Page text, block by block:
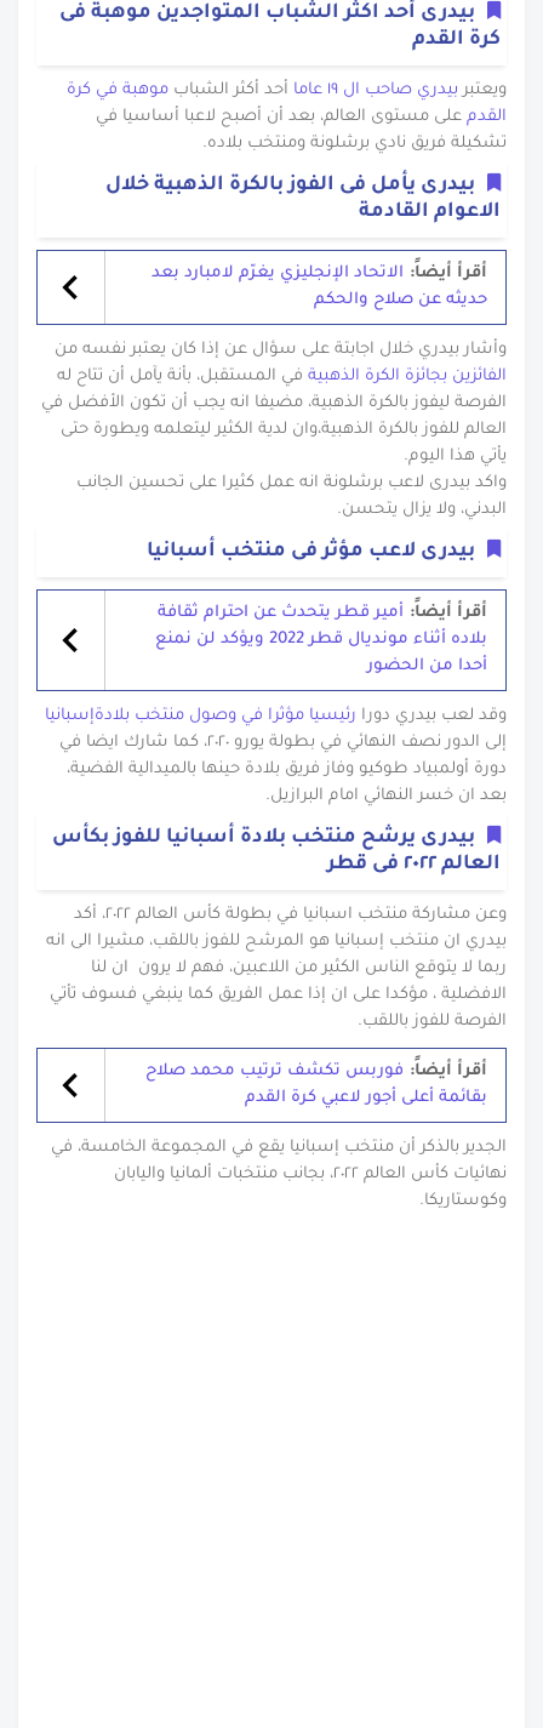
بيدرى أحد اكثر الشباب المتواجدين موهبة فى
كرة القدم
ويعتبر بيدري صاحب ال ١٩ عاما أحد أكثر الشباب موهبة في كرة
القدم على مستوى العالم، بعد أن أصبح لاعبا أساسيا في
تشكيلة فريق نادي برشلونة ومنتخب بلاده.
بيدرى يأمل فى الفوز بالكرة الذهبية خلال
الاعوام القادمة
أقرأ أيضاً: الاتحاد الإنجليزي يغرّم لامبارد بعد
حديثه عن صلاح والحكم
وأشار بيدري خلال اجابتة على سؤال عن إذا كان يعتبر نفسه من
الفائزين بجائزة الكرة الذهبية في المستقبل، بأنة يآمل أن تتاح له
الفرصة ليفوز بالكرة الذهبية، مضيفا انه يجب أن تكون الأفضل في
العالم للفوز بالكرة الذهبية،وان لدية الكثير ليتعلمه ويطورة حتى
يأتي هذا اليوم.
واكد بيدرى لاعب برشلونة انه عمل كثيرا على تحسين الجانب
البدني، ولا يزال يتحسن.
بيدرى لاعب مؤثر فى منتخب أسبانيا
أقرأ أيضاً: أمير قطر يتحدث عن احترام ثقافة
بلاده أثناء مونديال قطر 2022 ويؤكد لن نمنع
أحدا من الحضور
وقد لعب بيدري دورا رئيسيا مؤثرا في وصول منتخب بلادةإسبانيا
إلى الدور نصف النهائي في بطولة يورو ٢٠٢٠، كما شارك ايضا في
دورة أولمبياد طوكيو وفاز فريق بلادة حينها بالميدالية الفضية،
بعد ان خسر النهائي امام البرازيل.
بيدرى يرشح منتخب بلادة أسبانيا للفوز بكأس
العالم ٢٠٢٢ فى قطر
وعن مشاركة منتخب اسبانيا في بطولة كأس العالم ٢٠٢٢، أكد
بيدري ان منتخب إسبانيا هو المرشح للفوز باللقب، مشيرا الى انه
ربما لا يتوقع الناس الكثير من اللاعبين، فهم لا يرون ان لنا
الافضلية ، مؤكدا على ان إذا عمل الفريق كما ينبغي فسوف تأتي
الفرصة للفوز باللقب.
أقرأ أيضاً: فوربس تكشف ترتيب محمد صلاح
بقائمة أعلى أجور لاعبي كرة القدم
الجدير بالذكر أن منتخب إسبانيا يقع في المجموعة الخامسة، في
نهائيات كأس العالم ٢٠٢٢، بجانب منتخبات ألمانيا واليابان
وكوستاريكا.